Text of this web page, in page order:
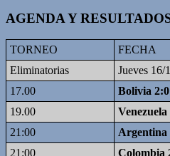
AGENDA Y
TORNEO
FECHA
Eliminatorias
Jueves 16/
17.00
Bolivia
19.00
21:00
Argentina
21:00
Colombia